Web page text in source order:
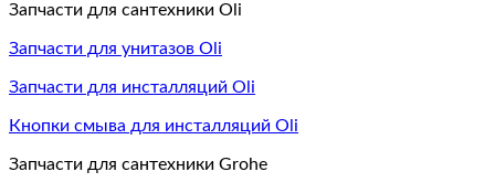
Запчасти для сантехники Oli
Запчасти для унитазов Oli
Запчасти для инсталляций Oli
Кнопки смыва для инсталляций Oli
Запчасти для сантехники Grohe